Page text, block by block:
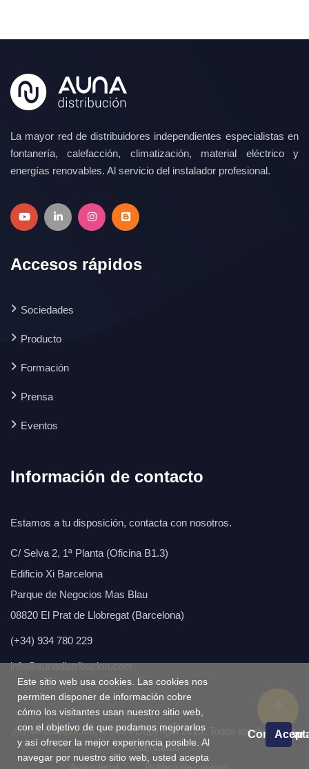
La mayor red de distribuidores independientes especialistas en
fontanería, calefacción, climatización, material eléctrico y
energías renovables. Al servicio del instalador profesional.
Accesos rápidos
Sociedades
Producto
Formación
Prensa
Eventos
Información de contacto
Estamos a tu disposición, contacta con nosotros.
C/ Selva 2, 1ª Planta (Oficina B1.3)
Edificio Xi Barcelona
Parque de Negocios Mas Blau
08820 El Prat de Llobregat (Barcelona)
(+34) 934 780 229
info@aunadistribucion.com
AÚNA distribución.© 2024 Copyright 2019. Todos los derechos
reservados
Este sitio web usa cookies. Las cookies nos
permiten disponer de información cobre
cómo los visitantes usan nuestro sitio web,
con el objetivo de que podamos mejorarlos
y así ofrecer la mejor experiencia posible. Al
navegar por nuestro sitio web, usted acepta
Configurar